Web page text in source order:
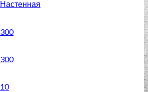
Настенная
300
300
10